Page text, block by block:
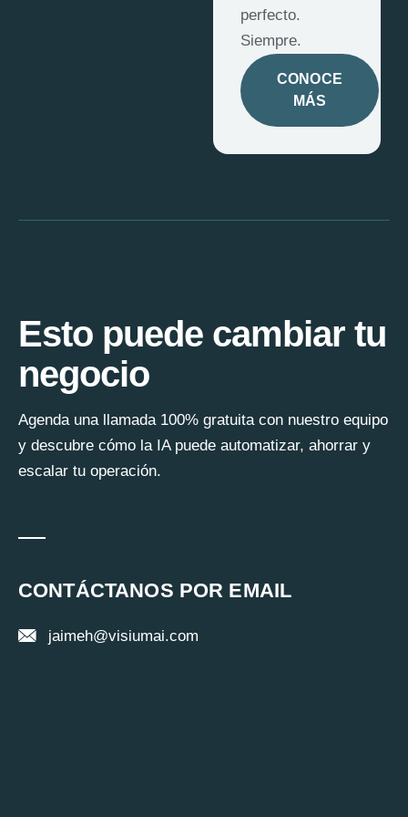
perfecto.
Siempre.
CONOCE
MÁS
Esto puede cambiar tu
negocio
Agenda una llamada 100% gratuita con nuestro equipo
y descubre cómo la IA puede automatizar, ahorrar y
escalar tu operación.
CONTÁCTANOS POR EMAIL
jaimeh@visiumai.com